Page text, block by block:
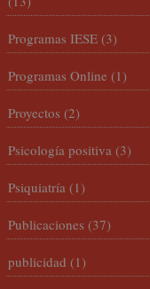
Programas IESE (3)
Programas Online (1)
Proyectos (2)
Psicología positiva (3)
Psiquiatría (1)
Publicaciones (37)
publicidad (1)